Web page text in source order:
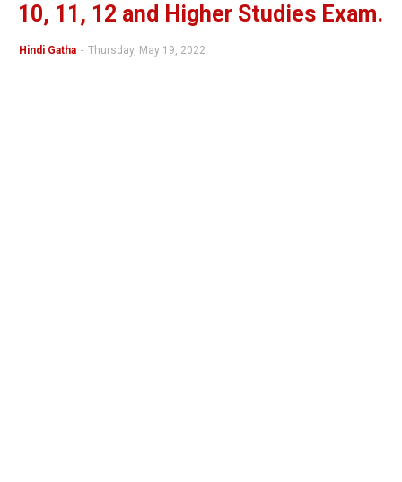
10, 11, 12 and Higher Studies Exam.
Hindi Gatha - Thursday, May 19, 2022